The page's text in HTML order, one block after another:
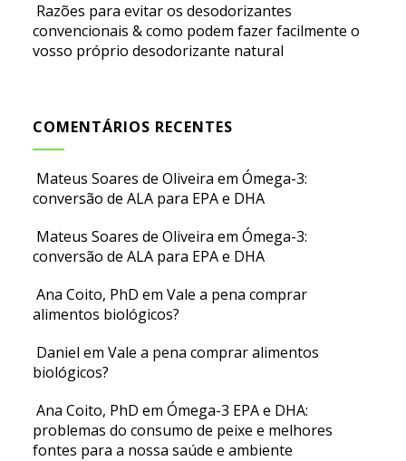
Razões para evitar os desodorizantes
convencionais & como podem fazer facilmente o
vosso próprio desodorizante natural
COMENTÁRIOS RECENTES
Mateus Soares de Oliveira emÓmega-3:
conversão de ALA para EPA e DHA
Mateus Soares de Oliveira emÓmega-3:
conversão de ALA para EPA e DHA
Ana Coito, PhD emVale a pena comprar
alimentos biológicos?
Daniel emVale a pena comprar alimentos
biológicos?
Ana Coito, PhD emÓmega-3 EPA e DHA:
problemas do consumo de peixe e melhores
fontes para a nossa saúde e ambiente